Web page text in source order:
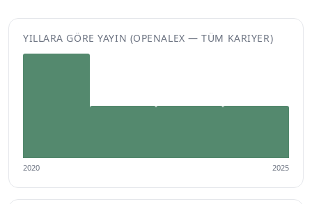
YILLARA GÖRE YAYIN (OPENALEX — TÜM KARIYER)
2020 2025